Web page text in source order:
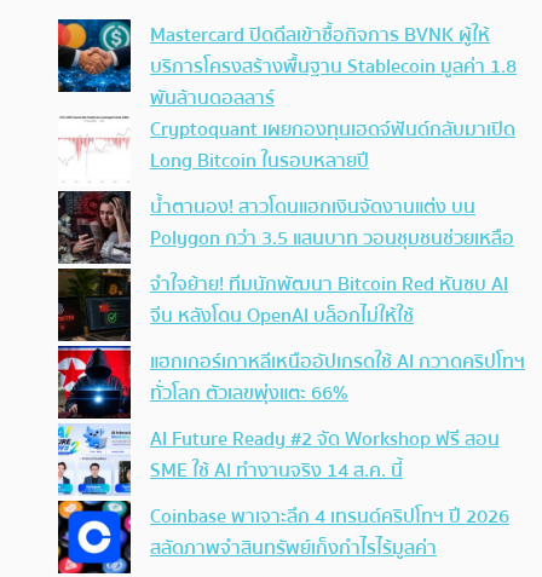
Mastercard ปิดดีลเข้าซื้อกิจการ BVNK ผู้ให้
บริการโครงสร้างพื้นฐาน Stablecoin มูลค่า 1.8
พันล้านดอลลาร์
Cryptoquant เผยกองทุนเฮดจ์ฟันด์กลับมาเปิด
Long Bitcoin ในรอบหลายปี
น้ำตานอง! สาวโดนแฮกเงินจัดงานแต่ง บน
Polygon กว่า 3.5 แสนบาท วอนชุมชนช่วยเหลือ
จำใจย้าย! ทีมนักพัฒนา Bitcoin Red หันซบ AI
จีน หลังโดน OpenAI บล็อกไม่ให้ใช้
แฮกเกอร์เกาหลีเหนืออัปเกรดใช้ AI กวาดคริปโทฯ
ทั่วโลก ตัวเลขพุ่งแตะ 66%
AI Future Ready #2 จัด Workshop ฟรี สอน
SME ใช้ AI ทำงานจริง 14 ส.ค. นี้
Coinbase พาเจาะลึก 4 เทรนด์คริปโทฯ ปี 2026
สลัดภาพจำสินทรัพย์เก็งกำไรไร้มูลค่า